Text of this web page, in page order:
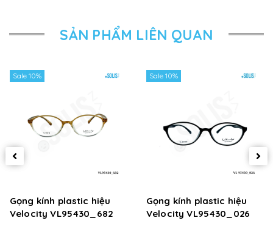
SẢN PHẨM LIÊN QUAN
Sale 10%
Gọng kính plastic hiệu
Velocity VL95430_682
Sale 10%
Gọng kính plastic hiệu
Velocity VL95430_026